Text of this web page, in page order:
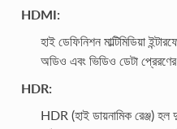
HDMI:
হাই ডেফিনিশন মাল্টিমিডিয়া
অডিও এবং ভিডিও ডেটা
HDR:
HDR (হাই ডায়নামিক রেঞ্জ) হল